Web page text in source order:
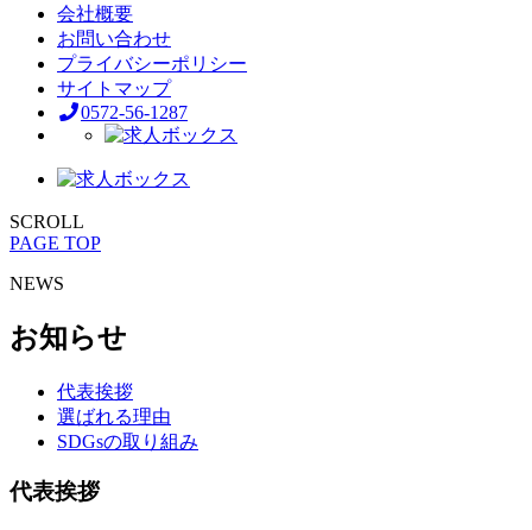
会社概要
お問い合わせ
プライバシーポリシー
サイトマップ
0572-56-1287
SCROLL
PAGE TOP
NEWS
お知らせ
代表挨拶
選ばれる理由
SDGsの取り組み
代表挨拶